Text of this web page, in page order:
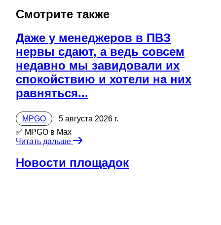
Смотрите также
Даже у менеджеров в ПВЗ
нервы сдают, а ведь совсем
недавно мы завидовали их
спокойствию и хотели на них
равняться...
MPGO
5 августа 2026 г.
✅ MPGO в Мах
Читать дальше
Новости площадок